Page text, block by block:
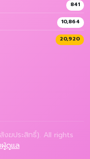
841
10,864
20,920
ฆประสิทธิ์). All rights
ผู้ดูแล